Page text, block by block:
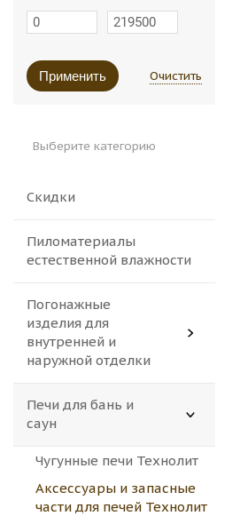
Выберите категорию
Скидки
Пиломатериалы
естественной влажности
Погонажные
изделия для
внутренней и
наружной отделки
Печи для бань и
саун
Чугунные печи Технолит
Аксессуары и запасные
части для печей Технолит
Применить Очистить